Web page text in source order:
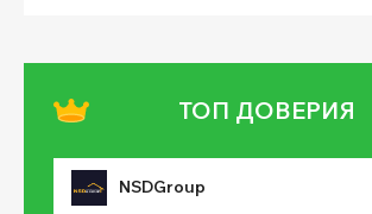
ТОП ДОВЕРИЯ
NSDGroup